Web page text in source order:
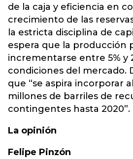
de la caja y eficiencia en
crecimiento de las
la estricta disciplina de
espera que la producción
incrementarse entre 5% y
condiciones del mercado.
que “se aspira incorporar
millones de barriles de
contingentes hasta 2020”.
La opinión
Felipe Pinzón